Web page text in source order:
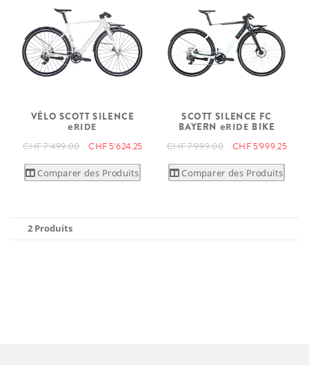
VÉLO SCOTT SILENCE
eRIDE
CHF 7’499.00 CHF 5’624.25
Comparer des Produits
SCOTT SILENCE FC
BAYERN eRIDE BIKE
CHF 7’999.00 CHF 5’999.25
Comparer des Produits
2 Produits